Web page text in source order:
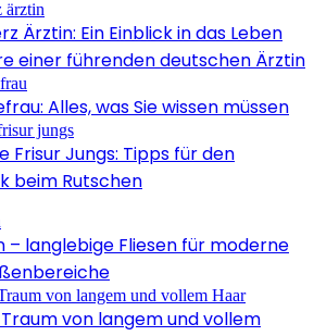
Ärztin: Ein Einblick in das Leben
einer führenden deutschen Ärztin
Alles, was Sie wissen müssen
Frisur Jungs: Tipps für den
beim Rutschen
– langlebige Fliesen für moderne
von langem und vollem